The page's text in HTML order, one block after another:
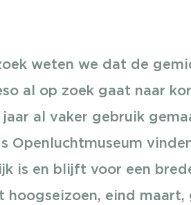
weten we dat de
al op zoek gaat naar
al vaker gebruik
Openluchtmuseum
is en blijft voor een
hoogseizoen, eind maart,